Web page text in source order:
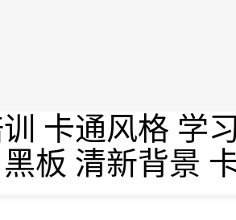
卡通风格 学
板 清新背景